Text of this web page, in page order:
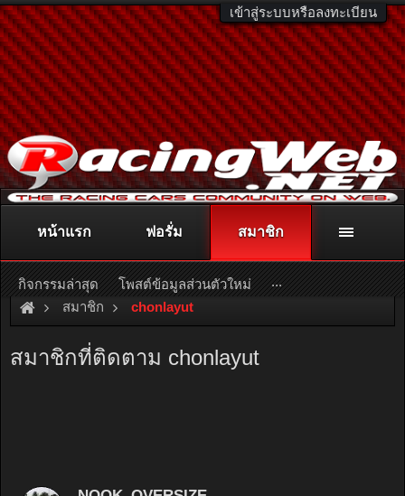
เข้าสู่ระบบหรือลงทะเบียน
ติดต่อลงโฆษณา racingweb@gmail.comหรือโทร. 081-811-1138
หรืออ่านรายละเอียดเพิ่มเติม คลิกที่นี่
สมาชิก chonlayut
สมาชิกที่ติดตาม chonlayut
หน้าแรก ฟอรั่ม สมาชิก
กิจกรรมล่าสุด โพสต์ข้อมูลส่วนตัวใหม่ ...